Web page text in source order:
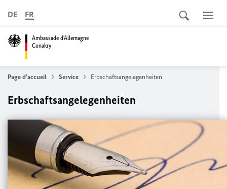
Ambassade d'Allemagne
Conakry
DE FR
Page d'accueil Service Erbschaftsangelegenheiten
Erbschaftsangelegenheiten